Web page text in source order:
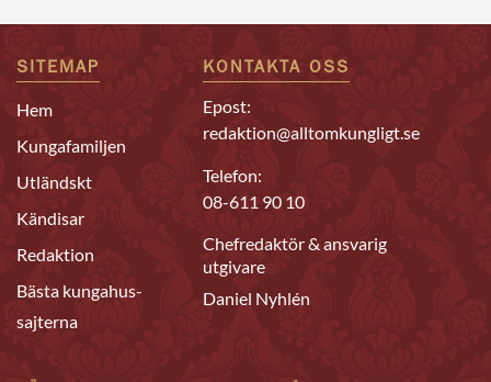
SITEMAP
Hem
Kungafamiljen
Utländskt
Kändisar
Redaktion
Bästa kungahus-
sajterna
KONTAKTA OSS
Epost:
redaktion@alltomkungligt.se
Telefon:
08-611 90 10
Chefredaktör & ansvarig
utgivare
Daniel Nyhlén